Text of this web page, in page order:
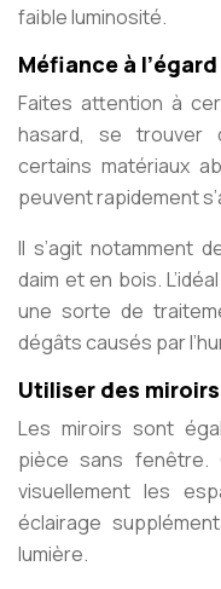
faible luminosité.
Méfiance à
Faites attention à
hasard, se trouver
certains matériaux
peuvent rapidement
Il s’agit notamment
daim et en bois.
une sorte de
dégâts causés par
Utiliser des miroirs
Les miroirs sont
pièce sans fenêtre.
visuellement les
éclairage
lumière.